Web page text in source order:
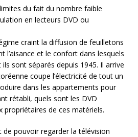
du fait du nombre faible
en lecteurs DVD ou
craint la diffusion de feuilletons
l’aisance et le confort dans lesquels
sont séparés depuis 1945. Il arrive
coupe l’électricité de tout un
dans les appartements pour
rétabli, quels sont les DVD
propriétaires de ces matériels.
de pouvoir regarder la télévision